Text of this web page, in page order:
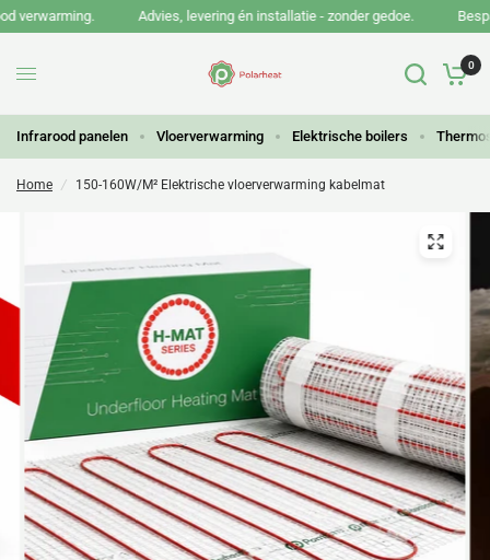
Advies, levering én installatie - zonder gedoe.
0
Infrarood panelen Vloerverwarming Elektrische boilers
Home / 150-160W/M² Elektrische vloerverwarming kabelmat